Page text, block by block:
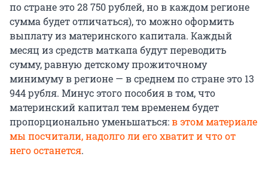
по стране это 28 750 рублей, но в каждом регионе
сумма будет отличаться), то можно оформить
выплату из материнского капитала. Каждый
месяц из средств маткапа будут переводить
сумму, равную детскому прожиточному
минимуму в регионе — в среднем по стране это 13
944 рубля. Минус этого пособия в том, что
материнский капитал тем временем будет
пропорционально уменьшаться:в этом материале
мы посчитали, надолго ли его хватит и что от
него останется.